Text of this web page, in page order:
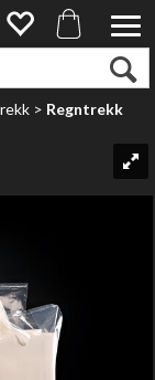
>Regntrekk